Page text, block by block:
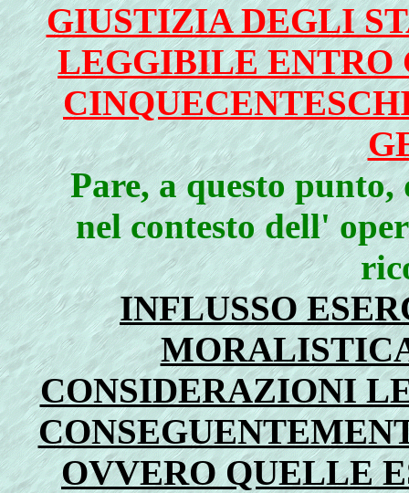
GIUSTIZIA DEGLI
LEGGIBILE
Pare, a questo punto,
nel contesto dell'
INFLUSSO
CONSIDERAZIONI
OVVERO QUELLE